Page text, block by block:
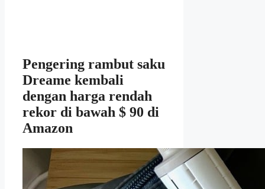
Pengering rambut saku
Dreame kembali
dengan harga rendah
rekor di bawah $ 90 di
Amazon